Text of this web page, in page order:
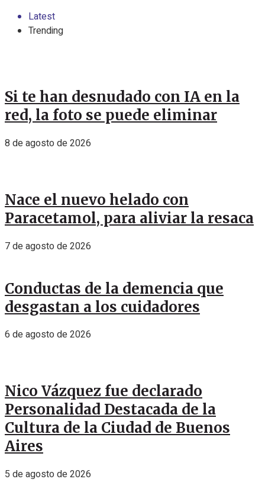
Latest
Trending
Si te han desnudado con IA en la
red, la foto se puede eliminar
8 de agosto de 2026
Nace el nuevo helado con
Paracetamol, para aliviar la resaca
7 de agosto de 2026
Conductas de la demencia que
desgastan a los cuidadores
6 de agosto de 2026
Nico Vázquez fue declarado
Personalidad Destacada de la
Cultura de la Ciudad de Buenos
Aires
5 de agosto de 2026